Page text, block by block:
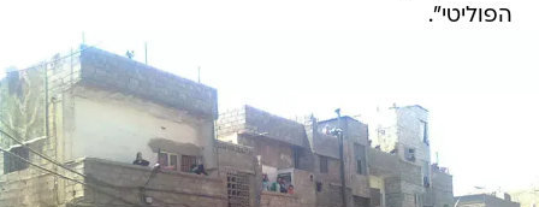
הפוליטי".